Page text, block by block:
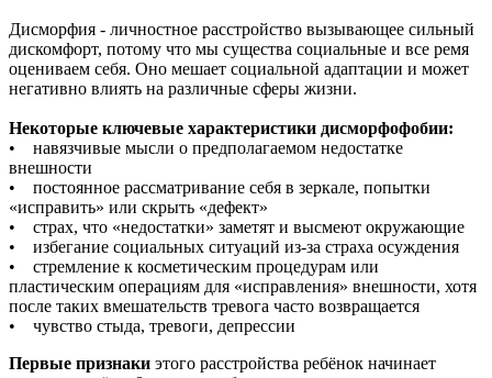
Дисморфия - личностное расстройство вызывающее сильный
дискомфорт, потому что мы существа социальные и все ремя
оцениваем себя. Оно мешает социальной адаптации и может
негативно влиять на различные сферы жизни.
Некоторые ключевые характеристики дисморфофобии:
• навязчивые мысли о предполагаемом недостатке
внешности
• постоянное рассматривание себя в зеркале, попытки
«исправить» или скрыть «дефект»
• страх, что «недостатки» заметят и высмеют окружающие
• избегание социальных ситуаций из-за страха осуждения
• стремление к косметическим процедурам или
пластическим операциям для «исправления» внешности, хотя
после таких вмешательств тревога часто возвращается
• чувство стыда, тревоги, депрессии
Первые признаки этого расстройства ребёнок начинает